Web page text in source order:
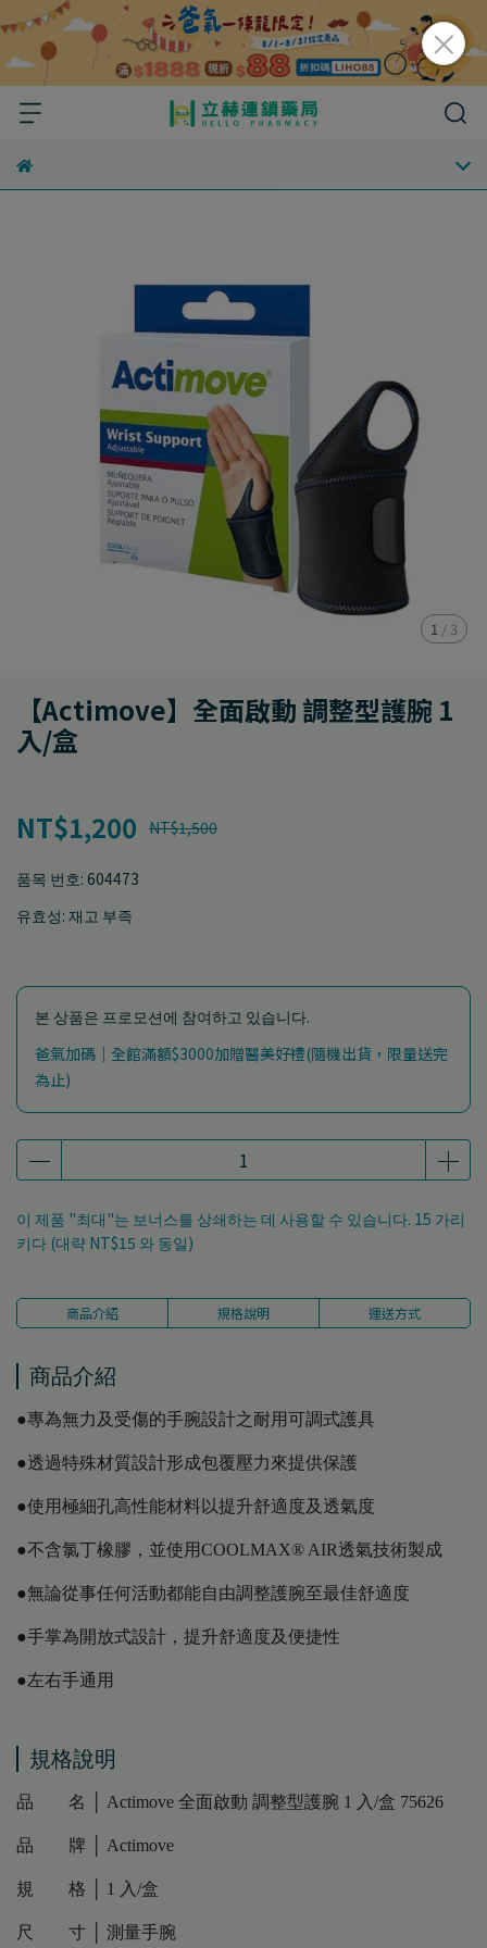
1 / 3
【Actimove】全面啟動 調整型護腕 1
入/盒
NT$1,200 NT$1,500
품목 번호: 604473
유효성: 재고 부족
본 상품은 프로모션에 참여하고 있습니다.
爸氣加碼｜全館滿額$3000加贈醫美好禮(隨機出貨，限量送完
為止)
이 제품 "최대"는 보너스를 상쇄하는 데 사용할 수 있습니다. 15 가리
키다 (대략 NT$15 와 동일)
商品介紹 規格說明 運送方式
商品介紹
●專為無力及受傷的手腕設計之耐用可調式護具
●透過特殊材質設計形成包覆壓力來提供保護
●使用極細孔高性能材料以提升舒適度及透氣度
●不含氯丁橡膠，並使用COOLMAX® AIR透氣技術製成
●無論從事任何活動都能自由調整護腕至最佳舒適度
●手掌為開放式設計，提升舒適度及便捷性
●左右手通用
規格說明
品 名 │ Actimove 全面啟動 調整型護腕 1 入/盒 75626
品 牌 │ Actimove
規 格 │ 1 入/盒
尺 寸 │ 測量手腕